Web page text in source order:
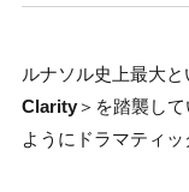
ルナソル史上最大
Clarity＞を踏襲し
ようにドラマティッ